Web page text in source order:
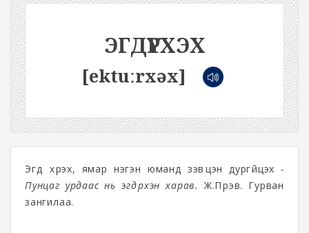
ЭГДҮҮРХЭХ
[ektuːrxəx]
Эгдүү хүрэх, ямар нэгэн юманд зэвүүцэн дургүйцэх-
Пунцаг урдаас нь эгдүүрхэн харав. Ж.Пүрэв. Гурван
зангилаа.